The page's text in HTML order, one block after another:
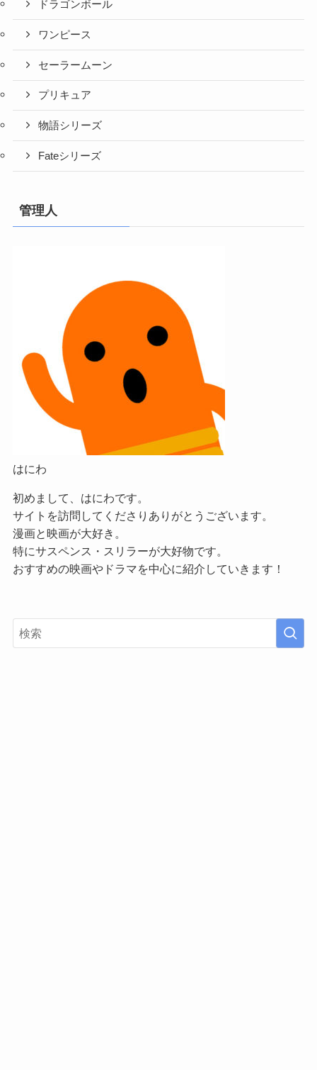
ドラゴンボール
ワンピース
セーラームーン
プリキュア
物語シリーズ
Fateシリーズ
管理人
はにわ
初めまして、はにわです。
サイトを訪問してくださりありがとうございます。
漫画と映画が大好き。
特にサスペンス・スリラーが大好物です。
おすすめの映画やドラマを中心に紹介していきます！